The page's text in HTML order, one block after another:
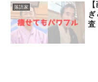
落語家
ぎ
査